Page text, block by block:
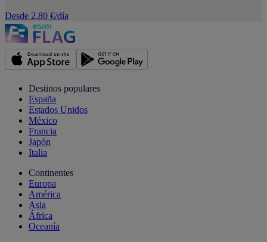
Desde 2,80 €/día
Destinos populares
España
Estados Unidos
México
Francia
Japón
Italia
Continentes
Europa
América
Asia
África
Oceanía